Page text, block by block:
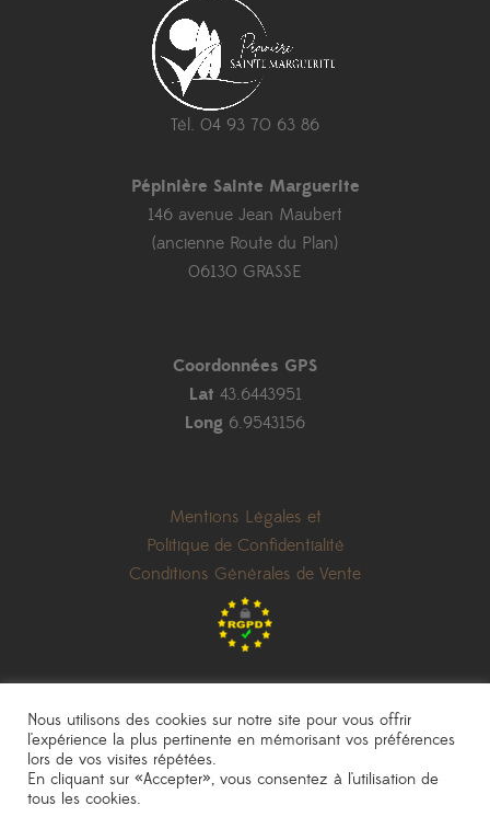
Tél. 04 93 70 63 86
Pépinière Sainte Marguerite
146 avenue Jean Maubert
(ancienne Route du Plan)
06130 GRASSE
Coordonnées GPS
Lat 43.6443951
Long 6.9543156
Mentions Légales et
Politique de Confidentialité
Conditions Générales de Vente
les prix indiqués sont donnés à titre indicatif et peuvent être modifiés sans
préavis
Nous utilisons des cookies sur notre site pour vous offrir
l'expérience la plus pertinente en mémorisant vos préférences
lors de vos visites répétées.
En cliquant sur «Accepter», vous consentez à l'utilisation de
tous les cookies.